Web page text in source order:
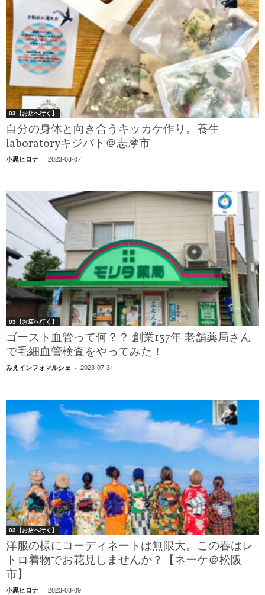
03【お店へ行く】
自分の身体と向き合うキッカケ作り。養生
laboratoryキジバト＠志摩市
小黒ヒロナ - 2023-08-07
03【お店へ行く】
ゴースト血管って何？？ 創業137年 老舗薬局さん
で毛細血管検査をやってみた！
みえインフォマルシェ - 2023-07-31
03【お店へ行く】
洋服の様にコーディネートは無限大。この春はレ
トロ着物でお花見しませんか？【ネーケ＠松阪
市】
小黒ヒロナ - 2023-03-09